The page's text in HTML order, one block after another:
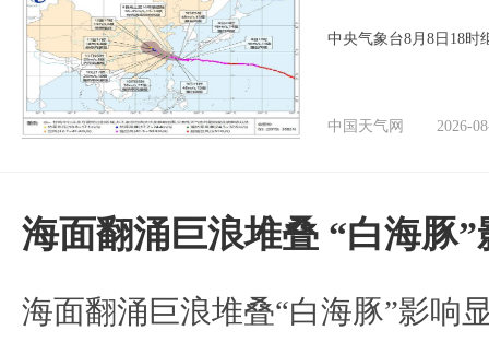
中央气象台8月8日18时
中国天气网 2026-
海面翻涌巨浪堆叠 “白海豚”
海面翻涌巨浪堆叠“白海豚”影响